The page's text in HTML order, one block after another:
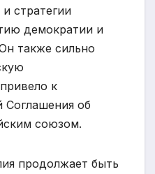
стратегии
демократии и
также сильно
к
Соглашения об
союзом.
продолжает быть